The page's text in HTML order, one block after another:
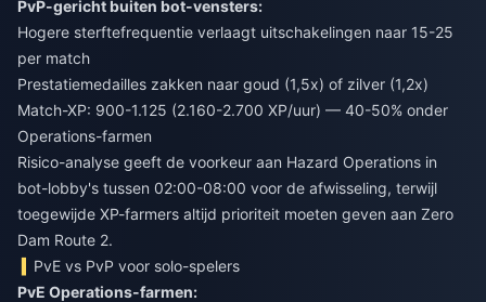
PvP-gericht buiten bot-vensters:
Hogere sterftefrequentie verlaagt uitschakelingen naar 15-25
per match
Prestatiemedailles zakken naar goud (1,5x) of zilver (1,2x)
Match-XP: 900-1.125 (2.160-2.700 XP/uur) — 40-50% onder
Operations-farmen
Risico-analyse geeft de voorkeur aan Hazard Operations in
bot-lobby's tussen 02:00-08:00 voor de afwisseling, terwijl
toegewijde XP-farmers altijd prioriteit moeten geven aan Zero
Dam Route 2.
PvE vs PvP voor solo-spelers
PvE Operations-farmen: